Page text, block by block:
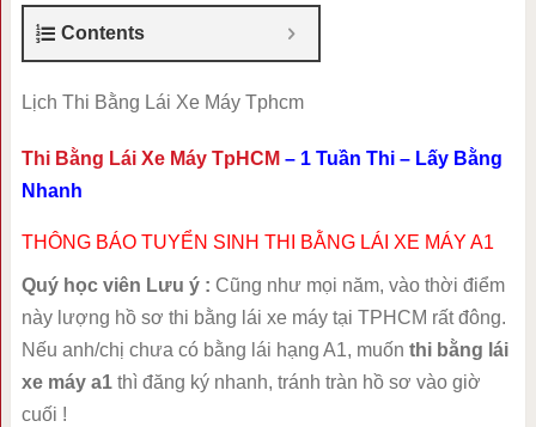
Contents
Lịch Thi Bằng Lái Xe Máy Tphcm
Thi Bằng Lái Xe Máy TpHCM – 1 Tuần Thi – Lấy Bằng
Nhanh
THÔNG BÁO TUYỂN SINH THI BẰNG LÁI XE MÁY A1
Quý học viên Lưu ý : Cũng như mọi năm, vào thời điểm
này lượng hồ sơ thi bằng lái xe máy tại TPHCM rất đông.
Nếu anh/chị chưa có bằng lái hạng A1, muốn thi bằng lái
xe máy a1thì đăng ký nhanh, tránh tràn hồ sơ vào giờ
cuối !